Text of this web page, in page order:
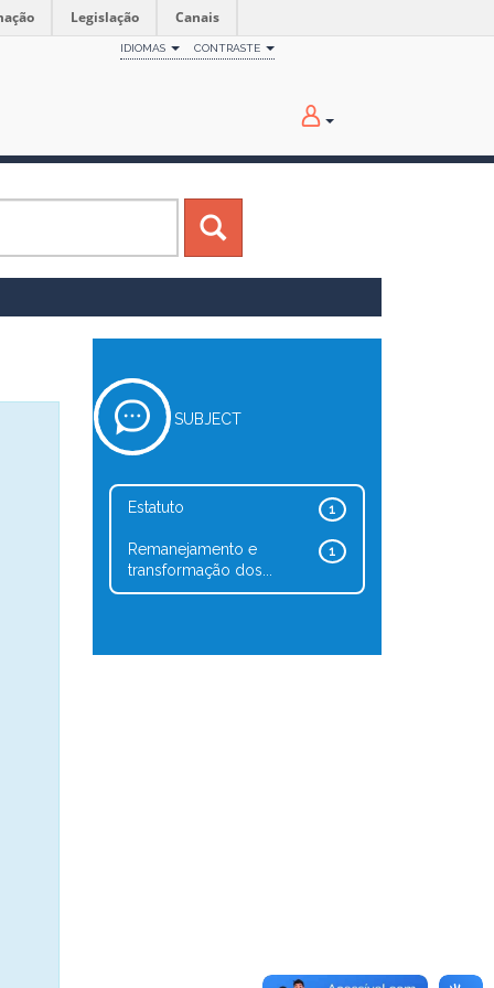
Legislação Canais
IDIOMAS CONTRASTE
SUBJECT
1
Estatuto
1
Remanejamento e
transformação dos...